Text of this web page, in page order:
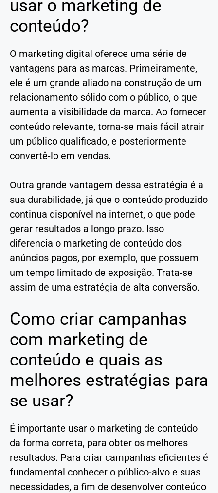
usar o marketing de
conteúdo?
O marketing digital oferece uma série de
vantagens para as marcas. Primeiramente,
ele é um grande aliado na construção de um
relacionamento sólido com o público, o que
aumenta a visibilidade da marca. Ao fornecer
conteúdo relevante, torna-se mais fácil atrair
um público qualificado, e posteriormente
convertê-lo em vendas.
Outra grande vantagem dessa estratégia é a
sua durabilidade, já que o conteúdo produzido
continua disponível na internet, o que pode
gerar resultados a longo prazo. Isso
diferencia o marketing de conteúdo dos
anúncios pagos, por exemplo, que possuem
um tempo limitado de exposição. Trata-se
assim de uma estratégia de alta conversão.
Como criar campanhas
com marketing de
conteúdo e quais as
melhores estratégias para
se usar?
É importante usar o marketing de conteúdo
da forma correta, para obter os melhores
resultados. Para criar campanhas eficientes é
fundamental conhecer o público-alvo e suas
necessidades, a fim de desenvolver conteúdo